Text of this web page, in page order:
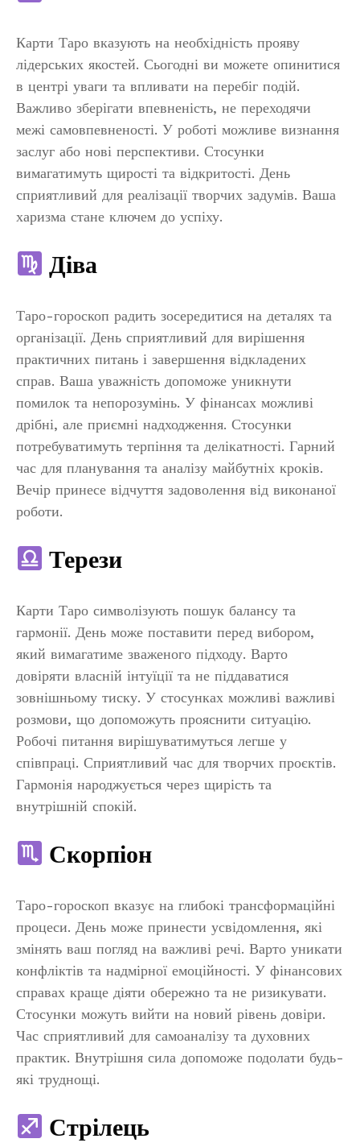
Карти Таро вказують на необхідність прояву
лідерських якостей. Сьогодні ви можете опинитися
в центрі уваги та впливати на перебіг подій.
Важливо зберігати впевненість, не переходячи
межі самовпевненості. У роботі можливе визнання
заслуг або нові перспективи. Стосунки
вимагатимуть щирості та відкритості. День
сприятливий для реалізації творчих задумів. Ваша
харизма стане ключем до успіху.
Діва
Таро-гороскоп радить зосередитися на деталях та
організації. День сприятливий для вирішення
практичних питань і завершення відкладених
справ. Ваша уважність допоможе уникнути
помилок та непорозумінь. У фінансах можливі
дрібні, але приємні надходження. Стосунки
потребуватимуть терпіння та делікатності. Гарний
час для планування та аналізу майбутніх кроків.
Вечір принесе відчуття задоволення від виконаної
роботи.
Терези
Карти Таро символізують пошук балансу та
гармонії. День може поставити перед вибором,
який вимагатиме зваженого підходу. Варто
довіряти власній інтуїції та не піддаватися
зовнішньому тиску. У стосунках можливі важливі
розмови, що допоможуть прояснити ситуацію.
Робочі питання вирішуватимуться легше у
співпраці. Сприятливий час для творчих проєктів.
Гармонія народжується через щирість та
внутрішній спокій.
Скорпіон
Таро-гороскоп вказує на глибокі трансформаційні
процеси. День може принести усвідомлення, які
змінять ваш погляд на важливі речі. Варто уникати
конфліктів та надмірної емоційності. У фінансових
справах краще діяти обережно та не ризикувати.
Стосунки можуть вийти на новий рівень довіри.
Час сприятливий для самоаналізу та духовних
практик. Внутрішня сила допоможе подолати будь-
які труднощі.
Стрілець